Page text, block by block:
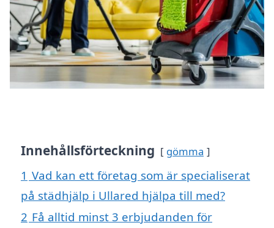
Innehållsförteckning gömma
1 Vad kan ett företag som är specialiserat
på städhjälp i Ullared hjälpa till med?
2 Få alltid minst 3 erbjudanden för